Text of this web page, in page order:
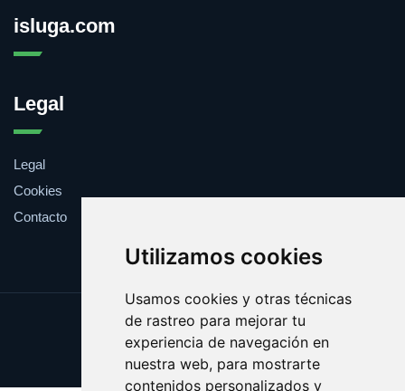
Utilizamos cookies
Usamos cookies y otras técnicas
de rastreo para mejorar tu
experiencia de navegación en
nuestra web, para mostrarte
contenidos personalizados y
isluga.com
Legal
Legal
Cookies
Contacto
Update cookies preferences
Copyright © 2025 isluga.com